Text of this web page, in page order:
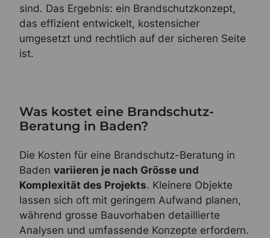
sind. Das Ergebnis: ein Brandschutzkonzept,
das effizient entwickelt, kostensicher
umgesetzt und rechtlich auf der sicheren Seite
ist.
Was kostet eine Brandschutz-
Beratung in Baden?
Die Kosten für eine Brandschutz-Beratung in
Badenvariieren je nach Grösse und
Komplexität des Projekts. Kleinere Objekte
lassen sich oft mit geringem Aufwand planen,
während grosse Bauvorhaben detaillierte
Analysen und umfassende Konzepte erfordern.